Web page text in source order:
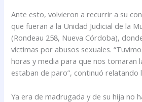
Ante esto, volvieron a recurrir a su
que fueran a la Unidad Judicial de la
(Rondeau 258, Nueva Córdoba),
víctimas por abusos sexuales.
horas y media para que nos tomaran
estaban de paro”, continuó relatando
Ya era de madrugada y de su hija no